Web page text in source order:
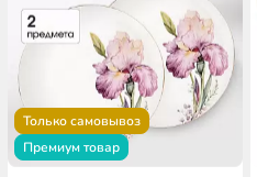
Только самовывоз
Премиум товар